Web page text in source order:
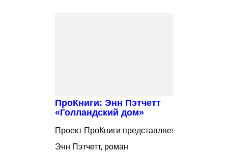
ПроКниги: Энн Пэтчетт
«Голландский дом»
Проект ПроКниги представляет:
Энн Пэтчетт, роман